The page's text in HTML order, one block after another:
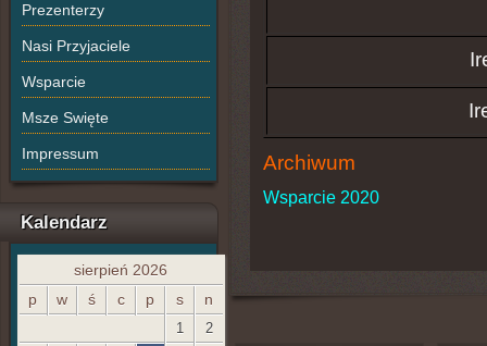
Prezenterzy
Nasi Przyjaciele
Wsparcie
Msze Swięte
Impressum
Kalendarz
sierpień 2026
p
w ś c p s n
1
2
Archiwum
Wsparcie 2020